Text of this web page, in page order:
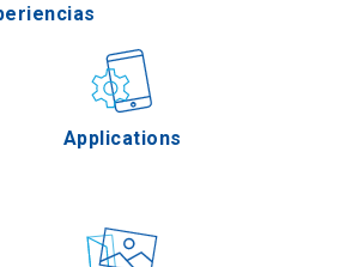
Applications